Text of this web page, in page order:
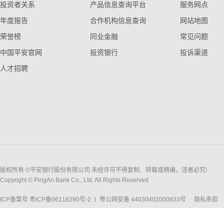
投资者关系
年度报告
荣誉榜
中国平安官网
人才招聘
产品信息查询平台
合作机构信息查询
同业金融
投资银行
服务网点
网站地图
常见问题
投诉渠道
版权所有 ©平安银行股份有限公司 未经许可不得复制、转载或摘编，违者必究!
Copyright © PingAn Bank Co., Ltd. All Rights Reserved
ICP备案号 粤ICP备06118290号-2 粤公网安备 44030402000833号 隐私条款